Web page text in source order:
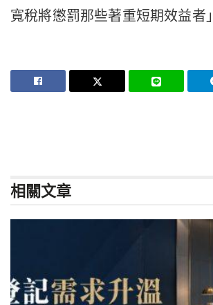
寬稅將懲罰那些著重短期效益者」
相關文章